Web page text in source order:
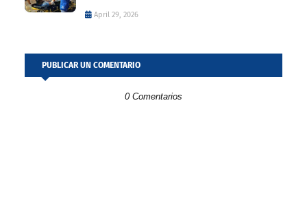
April 29, 2026
PUBLICAR UN COMENTARIO
0 Comentarios